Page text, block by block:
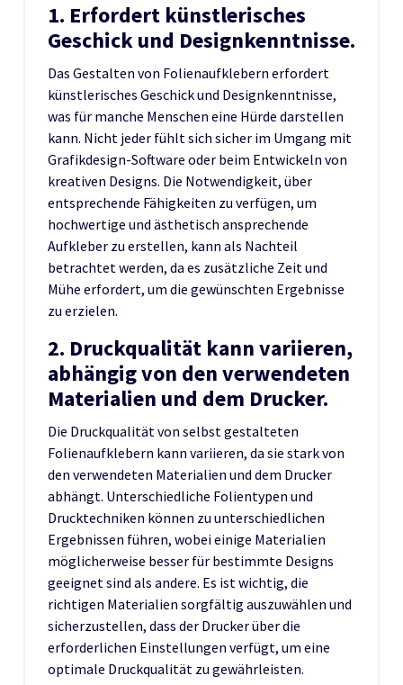
1. Erfordert künstlerisches
Geschick und Designkenntnisse.
Das Gestalten von Folienaufklebern erfordert
künstlerisches Geschick und Designkenntnisse,
was für manche Menschen eine Hürde darstellen
kann. Nicht jeder fühlt sich sicher im Umgang mit
Grafikdesign-Software oder beim Entwickeln von
kreativen Designs. Die Notwendigkeit, über
entsprechende Fähigkeiten zu verfügen, um
hochwertige und ästhetisch ansprechende
Aufkleber zu erstellen, kann als Nachteil
betrachtet werden, da es zusätzliche Zeit und
Mühe erfordert, um die gewünschten Ergebnisse
zu erzielen.
2. Druckqualität kann variieren,
abhängig von den verwendeten
Materialien und dem Drucker.
Die Druckqualität von selbst gestalteten
Folienaufklebern kann variieren, da sie stark von
den verwendeten Materialien und dem Drucker
abhängt. Unterschiedliche Folientypen und
Drucktechniken können zu unterschiedlichen
Ergebnissen führen, wobei einige Materialien
möglicherweise besser für bestimmte Designs
geeignet sind als andere. Es ist wichtig, die
richtigen Materialien sorgfältig auszuwählen und
sicherzustellen, dass der Drucker über die
erforderlichen Einstellungen verfügt, um eine
optimale Druckqualität zu gewährleisten.